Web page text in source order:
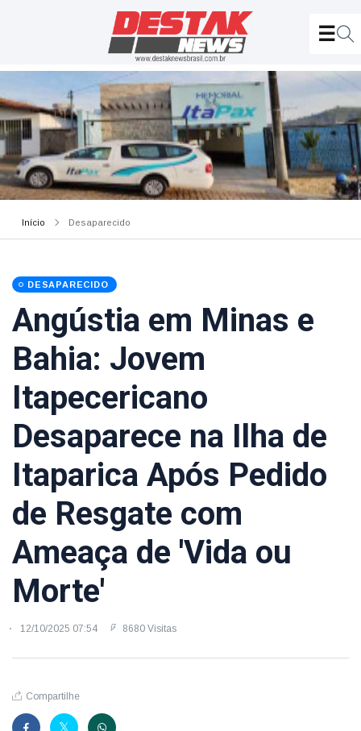
Início Desaparecido
DESAPARECIDO
Angústia em Minas e
Bahia: Jovem
Itapecericano
Desaparece na Ilha de
Itaparica Após Pedido
de Resgate com
Ameaça de 'Vida ou
Morte'
12/10/2025 07:54 8680 Visitas
Compartilhe